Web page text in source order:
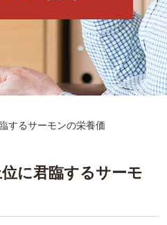
するサーモンの栄養価
に君臨するサーモ